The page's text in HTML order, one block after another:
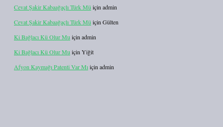
Cevat Şakir Kabaağaçlı Türk Mü için admin
Cevat Şakir Kabaağaçlı Türk Mü için Gülten
Ki Bağlacı Kü Olur Mu için admin
Ki Bağlacı Kü Olur Mu için Yiğit
Afyon Kaymağı Patenti Var Mıiçin admin